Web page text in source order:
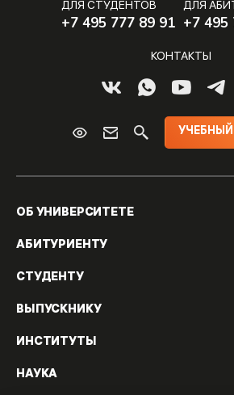
ДЛЯ СТУДЕНТОВ
+7 495 777 89 91
ДЛЯ
+7 495
КОНТАКТЫ
ОБ УНИВЕРСИТЕТЕ
АБИТУРИЕНТУ
СТУДЕНТУ
ВЫПУСКНИКУ
ИНСТИТУТЫ
НАУКА